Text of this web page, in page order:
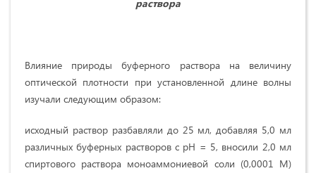
раствора
Влияние природы буферного раствора на величину
оптической плотности при установленной длине волны
изучали следующим образом:
исходный раствор разбавляли до 25 мл, добавляя 5,0 мл
различных буферных растворов с pH = 5, вносили 2,0 мл
спиртового раствора моноаммониевой соли (0,0001 М)